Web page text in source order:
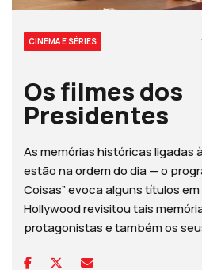
CINEMA E SÉRIES
Os filmes dos
Presidentes
As memórias históricas ligadas
estão na ordem do dia — o
Coisas” evoca alguns títulos
Hollywood revisitou tais
protagonistas e também os